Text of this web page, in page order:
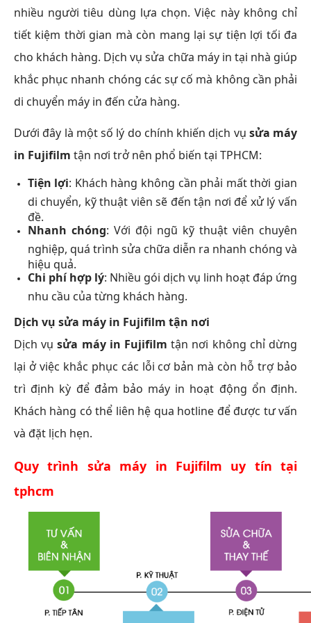
nhiều người tiêu dùng lựa chọn. Việc này không chỉ
tiết kiệm thời gian mà còn mang lại sự tiện lợi tối đa
cho khách hàng. Dịch vụ sửa chữa máy in tại nhà giúp
khắc phục nhanh chóng các sự cố mà không cần phải
di chuyển máy in đến cửa hàng.
Dưới đây là một số lý do chính khiến dịch vụ sửa máy
in Fujifilm tận nơi trở nên phổ biến tại TPHCM:
Tiện lợi: Khách hàng không cần phải mất thời gian
di chuyển, kỹ thuật viên sẽ đến tận nơi để xử lý vấn
đề.
Nhanh chóng: Với đội ngũ kỹ thuật viên chuyên
nghiệp, quá trình sửa chữa diễn ra nhanh chóng và
hiệu quả.
Chi phí hợp lý: Nhiều gói dịch vụ linh hoạt đáp ứng
nhu cầu của từng khách hàng.
Dịch vụ sửa máy in Fujifilm tận nơi
Dịch vụsửa máy in Fujifilm tận nơi không chỉ dừng
lại ở việc khắc phục các lỗi cơ bản mà còn hỗ trợ bảo
trì định kỳ để đảm bảo máy in hoạt động ổn định.
Khách hàng có thể liên hệ qua hotline để được tư vấn
và đặt lịch hẹn.
Quy trình sửa máy in Fujifilm uy tín tại
tphcm